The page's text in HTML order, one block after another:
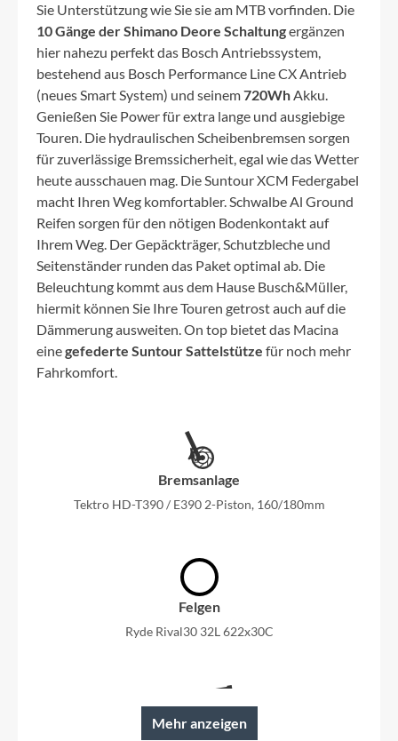
Sie Unterstützung wie Sie sie am MTB vorfinden. Die
10 Gänge der Shimano Deore Schaltungergänzen
hier nahezu perfekt das Bosch Antriebssystem,
bestehend aus Bosch Performance Line CX Antrieb
(neues Smart System) und seinem720WhAkku.
Genießen Sie Power für extra lange und ausgiebige
Touren. Die hydraulischen Scheibenbremsen sorgen
für zuverlässige Bremssicherheit, egal wie das Wetter
heute ausschauen mag. Die Suntour XCM Federgabel
macht Ihren Weg komfortabler. Schwalbe Al Ground
Reifen sorgen für den nötigen Bodenkontakt auf
Ihrem Weg. Der Gepäckträger, Schutzbleche und
Seitenständer runden das Paket optimal ab. Die
Beleuchtung kommt aus dem Hause Busch&Müller,
hiermit können Sie Ihre Touren getrost auch auf die
Dämmerung ausweiten. On top bietet das Macina
einegefederte Suntour Sattelstütze für noch mehr
Fahrkomfort.
Bremsanlage
Tektro HD-T390 / E390 2-Piston, 160/180mm
Felgen
Ryde Rival30 32L 622x30C
Rahmen
Mehr anzeigen